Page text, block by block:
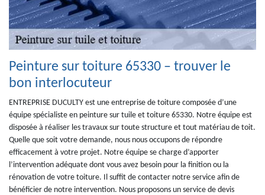
Peinture sur toiture 65330 – trouver le
bon interlocuteur
ENTREPRISE DUCULTY est une entreprise de toiture composée d’une
équipe spécialiste en peinture sur tuile et toiture 65330. Notre équipe est
disposée à réaliser les travaux sur toute structure et tout matériau de toit.
Quelle que soit votre demande, nous nous occupons de répondre
efficacement à votre projet. Notre équipe se charge d’apporter
l’intervention adéquate dont vous avez besoin pour la finition ou la
rénovation de votre toiture. Il suffit de contacter notre service afin de
bénéficier de notre intervention. Nous proposons un service de devis